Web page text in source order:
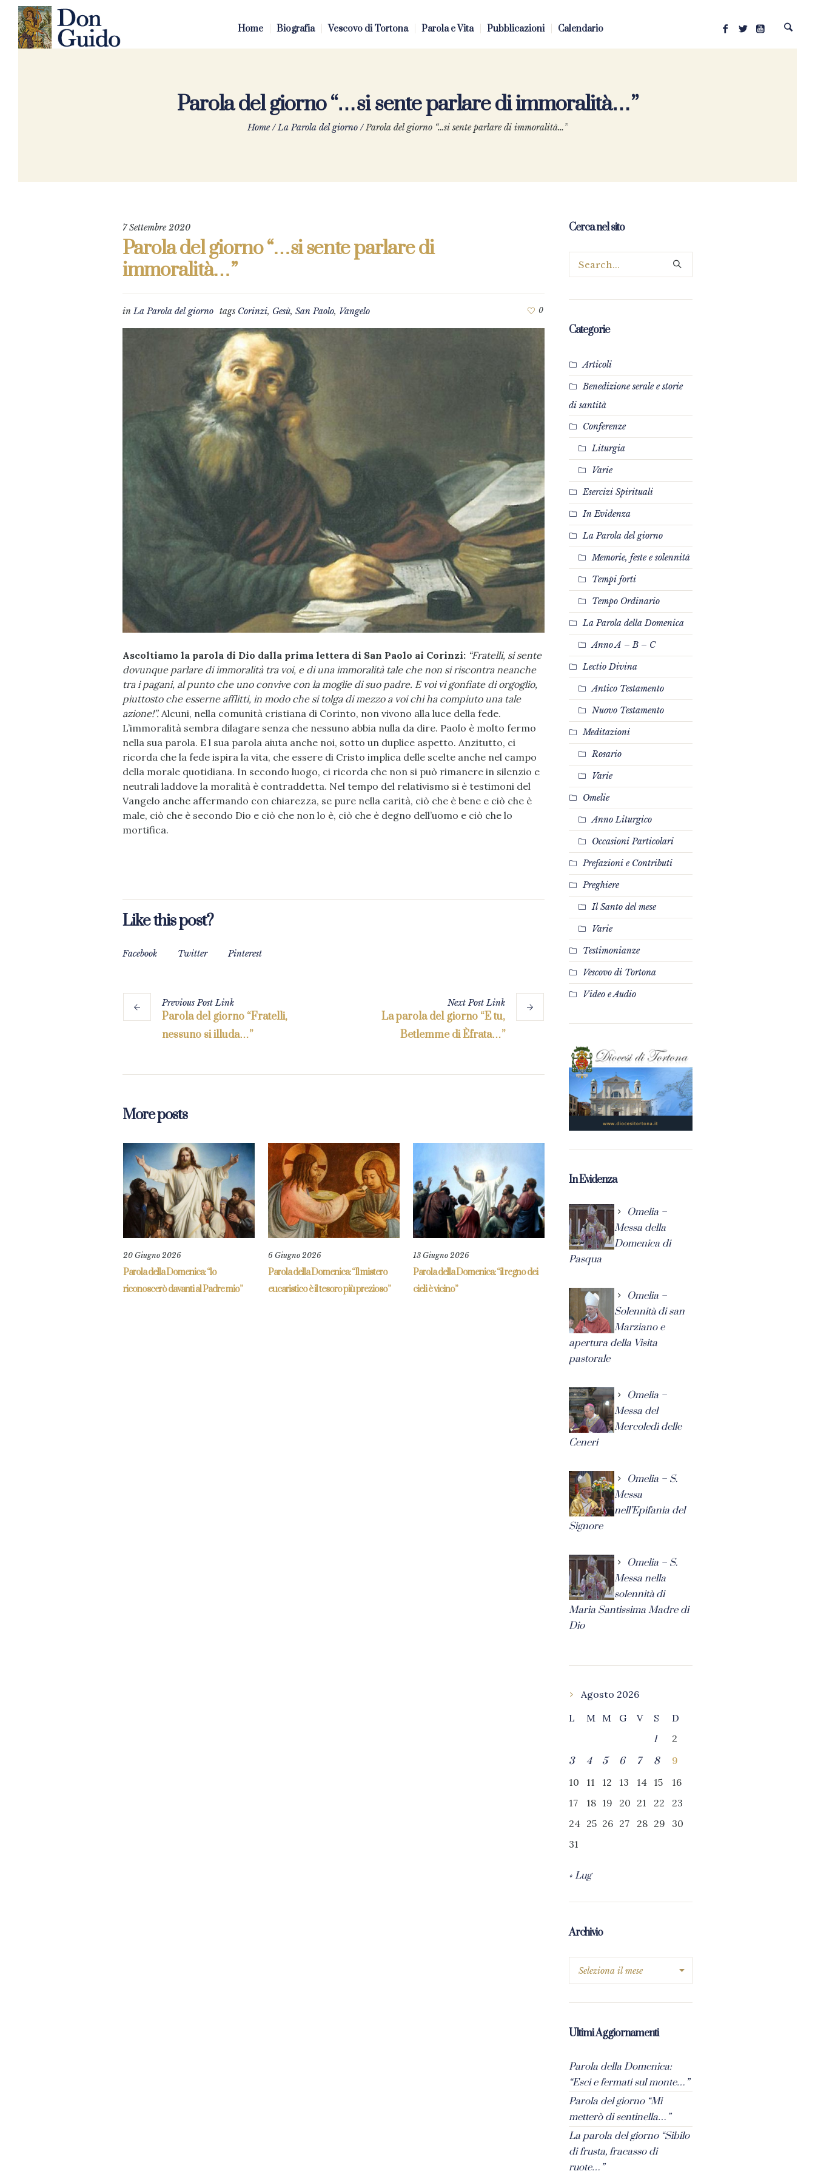
Home Biografia Vescovo di Tortona Parola e Vita Pubblicazioni Calendario
Parola del giorno “…si sente parlare di immoralità…”
Home /La Parola del giorno /Parola del giorno “…si sente parlare di immoralità…”
7 Settembre 2020
Parola del giorno “…si sente parlare di
immoralità…”
inLa Parola del giorno tags Corinzi, Gesù, San Paolo, Vangelo 0
Ascoltiamo la parola di Dio dalla prima lettera di San Paolo ai Corinzi: “Fratelli, si sente
dovunque parlare di immoralità tra voi, e di una immoralità tale che non si riscontra neanche
tra i pagani, al punto che uno convive con la moglie di suo padre. E voi vi gonfiate di orgoglio,
piuttosto che esserne afflitti, in modo che si tolga di mezzo a voi chi ha compiuto una tale
azione!”.Alcuni, nella comunità cristiana di Corinto, non vivono alla luce della fede.
L’immoralità sembra dilagare senza che nessuno abbia nulla da dire. Paolo è molto fermo
nella sua parola. E l sua parola aiuta anche noi, sotto un duplice aspetto. Anzitutto, ci
ricorda che la fede ispira la vita, che essere di Cristo implica delle scelte anche nel campo
della morale quotidiana. In secondo luogo, ci ricorda che non si può rimanere in silenzio e
neutrali laddove la moralità è contraddetta. Nel tempo del relativismo si è testimoni del
Vangelo anche affermando con chiarezza, se pure nella carità, ciò che è bene e ciò che è
male, ciò che è secondo Dio e ciò che non lo è, ciò che è degno dell’uomo e ciò che lo
mortifica.
Like this post?
Facebook Twitter Pinterest
PreviousPostLink
Parola del giorno “Fratelli,
nessuno si illuda…”
NextPostLink
La parola del giorno “E tu,
Betlemme di Èfrata…”
More posts
20 Giugno 2026
Parola della Domenica: “lo
riconoscerò davanti al Padre mio”
6 Giugno 2026
Parola della Domenica: “Il mistero
eucaristico è il tesoro più prezioso”
13 Giugno 2026
Parola della Domenica: “il regno dei
cieli è vicino”
Cerca nel sito
Categorie
Articoli
Benedizione serale e storie
di santità
Conferenze
Liturgia
Varie
Esercizi Spirituali
In Evidenza
La Parola del giorno
Memorie, feste e solennità
Tempi forti
Tempo Ordinario
La Parola della Domenica
Anno A – B – C
Lectio Divina
Antico Testamento
Nuovo Testamento
Meditazioni
Rosario
Varie
Omelie
Anno Liturgico
Occasioni Particolari
Prefazioni e Contributi
Preghiere
Il Santo del mese
Varie
Testimonianze
Vescovo di Tortona
Video e Audio
In Evidenza
Omelia –
Messa della
Domenica di
Pasqua
Omelia –
Solennità di san
Marziano e
apertura della Visita
pastorale
Omelia –
Messa del
Mercoledì delle
Ceneri
Omelia – S.
Messa
nell’Epifania del
Signore
Omelia – S.
Messa nella
solennità di
Maria Santissima Madre di
Dio
Agosto 2026
L
M M G V S
D
1
2
3
4 5 6 7 8
9
10
11 12 13 14 15
16
17
18 19 20 21 22
23
24 25 26 27 28 29
30
31
« Lug
Archivio
Ultimi Aggiornamenti
Parola della Domenica:
“Esci e fermati sul monte…”
Parola del giorno “Mi
metterò di sentinella…”
La parola del giorno “Sibilo
di frusta, fracasso di
ruote…”